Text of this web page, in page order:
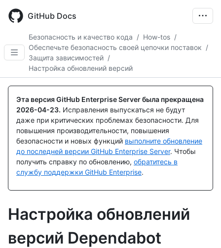
main
GitHub Docs
Безопасность и качество кода / How-tos /
Обеспечьте безопасность своей цепочки поставок /
Защита зависимостей /
Настройка обновлений версий
Эта версия GitHub Enterprise Server была прекращена
2026-04-23. Исправления выпускаться не будут
даже при критических проблемах безопасности. Для
повышения производительности, повышения
безопасности и новых функций выполните обновление
до последней версии GitHub Enterprise Server. Чтобы
получить справку по обновлению, обратитесь в
службу поддержки GitHub Enterprise.
Настройка обновлений
версий Dependabot